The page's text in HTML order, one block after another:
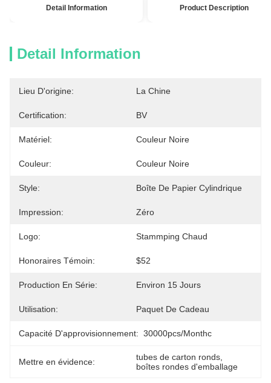
Detail Information Product Description
Detail Information
Lieu D'origine: La Chine
Certification: BV
Matériel: Couleur Noire
Couleur: Couleur Noire
Style: Boîte De Papier Cylindrique
Impression: Zéro
Logo: Stammping Chaud
Honoraires Témoin: $52
Production En Série: Environ 15 Jours
Utilisation: Paquet De Cadeau
Capacité D'approvisionnement: 30000pcs/monthc
Mettre en évidence: tubes de carton ronds
boîtes rondes d'emballage